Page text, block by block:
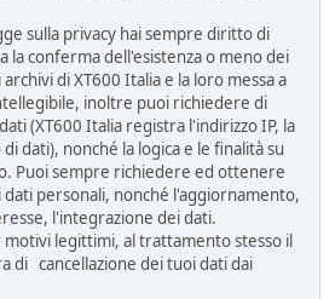
sulla privacy hai sempre diritto di
la conferma dell'esistenza o meno dei
di XT600 Italia e la loro messa a
inoltre puoi richiedere di
(XT600 Italia registra l'indirizzo IP, la
dati), nonché la logica e le finalità su
Puoi sempre richiedere ed ottenere
dati personali, nonché l'aggiornamento,
l'integrazione dei dati.
legittimi, al trattamento stesso il
di cancellazione dei tuoi dati dai